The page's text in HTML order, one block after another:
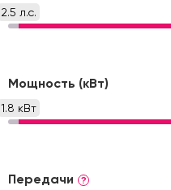
2.5 л.с.
Мощность (кВт)
1.8 кВт
Передачи ?